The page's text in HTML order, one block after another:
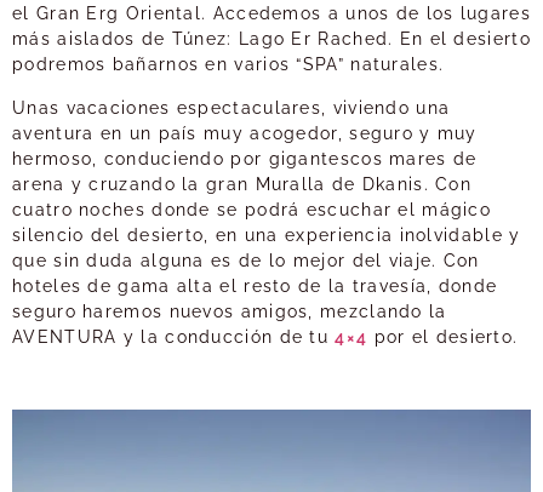
el Gran Erg Oriental. Accedemos a unos de los lugares
más aislados de Túnez: Lago Er Rached. En el desierto
podremos bañarnos en varios “SPA” naturales.
Unas vacaciones espectaculares, viviendo una
aventura en un país muy acogedor, seguro y muy
hermoso, conduciendo por gigantescos mares de
arena y cruzando la gran Muralla de Dkanis. Con
cuatro noches donde se podrá escuchar el mágico
silencio del desierto, en una experiencia inolvidable y
que sin duda alguna es de lo mejor del viaje. Con
hoteles de gama alta el resto de la travesía, donde
seguro haremos nuevos amigos, mezclando la
AVENTURA y la conducción de tu4×4 por el desierto.